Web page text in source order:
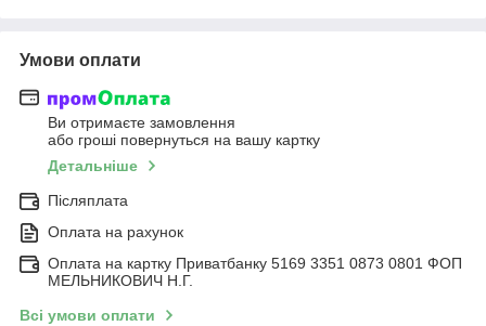
Умови оплати
Ви отримаєте замовлення
або гроші повернуться на вашу картку
Детальніше
Післяплата
Оплата на рахунок
Оплата на картку Приватбанку 5169 3351 0873 0801 ФОП
МЕЛЬНИКОВИЧ Н.Г.
Всі умови оплати